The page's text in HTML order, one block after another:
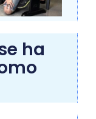
ha